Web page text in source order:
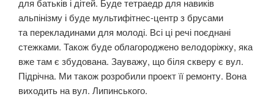
для батьків і дітей. Буде тетраедр для навиків
альпінізму і буде мультифітнес-центр з брусами
та перекладинами для молоді. Всі ці речі поєднані
стежками. Також буде облагороджено велодоріжку, яка
вже там є збудована. Зауважу, що біля скверу є вул.
Підрічна. Ми також розробили проект її ремонту. Вона
виходить на вул. Липинського.